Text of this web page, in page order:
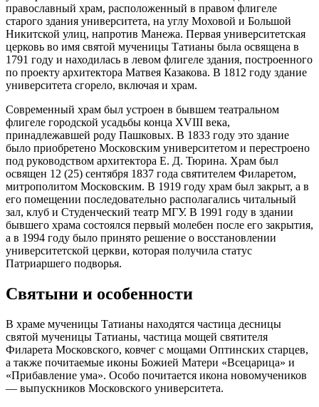
православный храм, расположенный в правом флигеле
старого здания университета, на углу Моховой и Большой
Никитской улиц, напротив Манежа. Первая университетская
церковь во имя святой мученицы Татианы была освящена в
1791 году и находилась в левом флигеле здания, построенного
по проекту архитектора Матвея Казакова. В 1812 году здание
университета сгорело, включая и храм.
Современный храм был устроен в бывшем театральном
флигеле городской усадьбы конца XVIII века,
принадлежавшей роду Пашковых. В 1833 году это здание
было приобретено Московским университетом и перестроено
под руководством архитектора Е. Д. Тюрина. Храм был
освящен 12 (25) сентября 1837 года святителем Филаретом,
митрополитом Московским. В 1919 году храм был закрыт, а в
его помещении последовательно располагались читальный
зал, клуб и Студенческий театр МГУ. В 1991 году в здании
бывшего храма состоялся первый молебен после его закрытия,
а в 1994 году было принято решение о восстановлении
университетской церкви, которая получила статус
Патриаршего подворья.
Святыни и особенности
В храме мученицы Татианы находятся частица десницы
святой мученицы Татианы, частица мощей святителя
Филарета Московского, ковчег с мощами Оптинских старцев,
а также почитаемые иконы Божией Матери «Всецарица» и
«Прибавление ума». Особо почитается икона новомучеников
— выпускников Московского университета.